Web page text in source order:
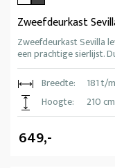
Zweefdeurkast
Zweefdeurkast Sevilla
een prachtige sierlijst.
Breedte:
181 t/
Hoogte:
210 cm
649,-